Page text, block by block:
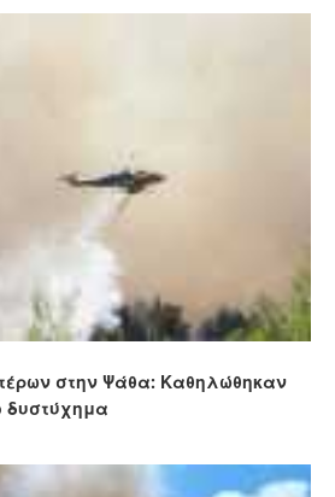
στην Ψάθα: Καθηλώθηκαν
δυστύχημα